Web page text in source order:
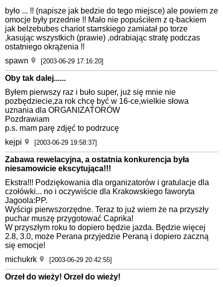
było ... !! (napisze jak bedzie do tego miejsce) ale powiem ze
omocje były przednie !! Mało nie popuściłem z q-backiem
jak belzebubes chariot starrskiego zamiatał po torze
,kasując wszystkich (prawie) ,odrabiając stratę podczas
ostatniego okrążenia !!
spawn
[2003-06-29 17:16:20]
Oby tak dalej......
Byłem pierwszy raz i buło super, już się mnie nie
pozbędziecie,za rok chcę być w 16-ce,wielkie słowa
uznania dla ORGANIZATORÓW
Pozdrawiam
p.s. mam parę zdjęć to podrzucę
kejpi
[2003-06-29 19:58:37]
Zabawa rewelacyjna, a ostatnia konkurencja była
niesamowicie ekscytująca!!!
Ekstra!!! Podziękowania dla organizatorów i gratulacje dla
czołówki... no i oczywiście dla Krakowskiego faworyta
Jagoola:PP.
Wyścigi pierwszorzędne. Teraz to już wiem że na przyszły
puchar muszę przygotować Caprika!
W przyszłym roku to dopiero będzie jazda. Będzie więcej
2.8, 3.0, może Perana przyjedzie Peraną i dopiero zaczną
się emocje!
michukrk
[2003-06-29 20:42:55]
Orzeł do wieży! Orzeł do wieży!